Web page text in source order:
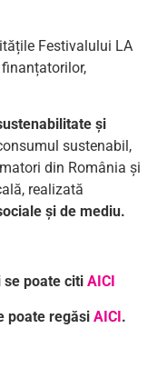
Festivalului LA
și
sustenabil,
din România și
realizată
și de mediu.
se poate citi AICI
poate regăsi AICI.